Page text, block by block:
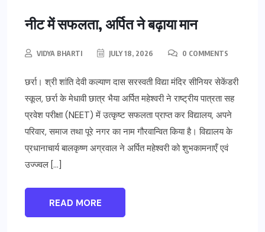
नीट में सफलता, अर्पित ने बढ़ाया मान
VIDYA BHARTI JULY 18, 2026 0 COMMENTS
छर्रा। श्री शांति देवी कल्याण दास सरस्वती विद्या मंदिर सीनियर सेकेंडरी
स्कूल, छर्रा के मेधावी छात्र भैया अर्पित महेश्वरी ने राष्ट्रीय पात्रता सह
प्रवेश परीक्षा (NEET) में उत्कृष्ट सफलता प्राप्त कर विद्यालय, अपने
परिवार, समाज तथा पूरे नगर का नाम गौरवान्वित किया है। विद्यालय के
प्रधानाचार्य बालकृष्ण अग्रवाल ने अर्पित महेश्वरी को शुभकामनाएँ एवं
उज्ज्वल […]
READ MORE